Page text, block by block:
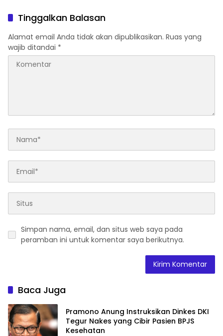
DaerahTinggalkan Balasan
Alamat email Anda tidak akan dipublikasikan. Ruas yang
wajib ditandai *
Simpan nama, email, dan situs web saya pada
peramban ini untuk komentar saya berikutnya.
Baca Juga
Pramono Anung Instruksikan Dinkes DKI
Tegur Nakes yang Cibir Pasien BPJS
Kesehatan